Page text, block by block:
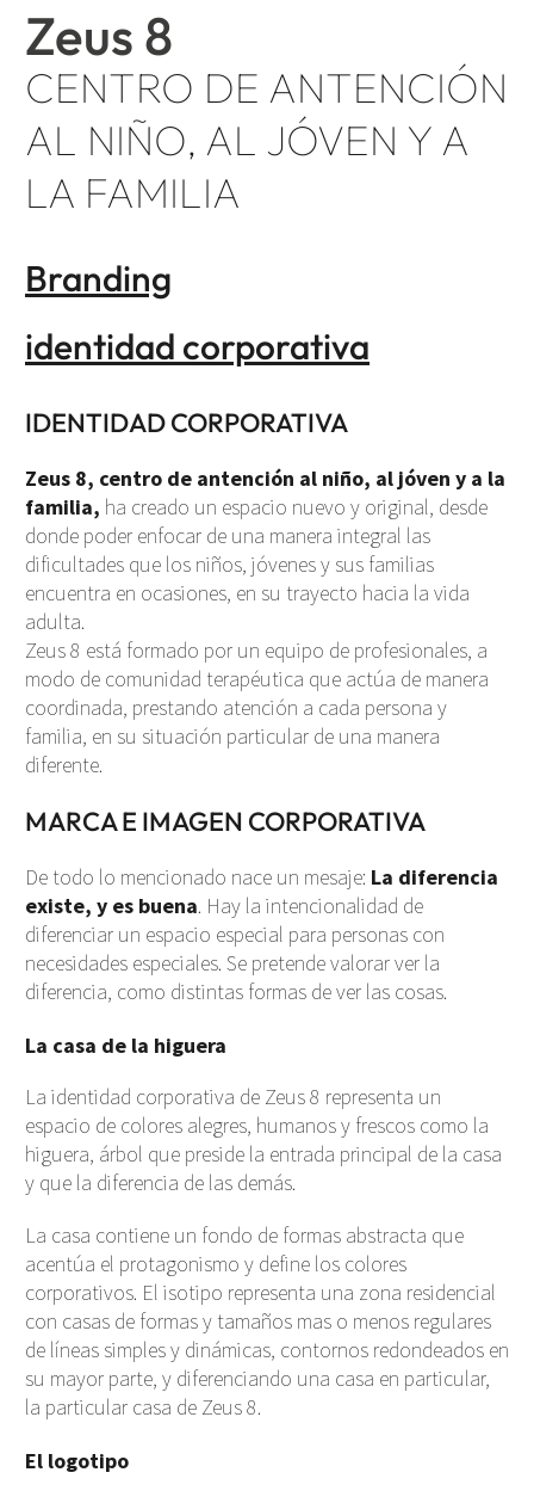
Zeus 8
CENTRO DE ANTENCIÓN
AL NIÑO, AL JÓVEN Y A
LA FAMILIA
Branding
identidad corporativa
IDENTIDAD CORPORATIVA
Zeus 8, centro de antención al niño, al jóven y a la
familia, ha creado un espacio nuevo y original, desde
donde poder enfocar de una manera integral las
dificultades que los niños, jóvenes y sus familias
encuentra en ocasiones, en su trayecto hacia la vida
adulta.
Zeus 8 está formado por un equipo de profesionales, a
modo de comunidad terapéutica que actúa de manera
coordinada, prestando atención a cada persona y
familia, en su situación particular de una manera
diferente.
MARCA E IMAGEN CORPORATIVA
De todo lo mencionado nace un mesaje: La diferencia
existe, y es buena. Hay la intencionalidad de
diferenciar un espacio especial para personas con
necesidades especiales. Se pretende valorar ver la
diferencia, como distintas formas de ver las cosas.
La casa de la higuera
La identidad corporativa de Zeus 8 representa un
espacio de colores alegres, humanos y frescos como la
higuera, árbol que preside la entrada principal de la casa
y que la diferencia de las demás.
La casa contiene un fondo de formas abstracta que
acentúa el protagonismo y define los colores
corporativos. El isotipo representa una zona residencial
con casas de formas y tamaños mas o menos regulares
de líneas simples y dinámicas, contornos redondeados en
su mayor parte, y diferenciando una casa en particular,
la particular casa de Zeus 8.
El logotipo